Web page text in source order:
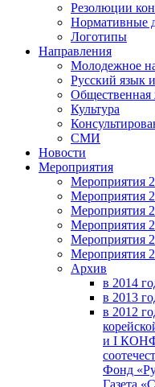
Резолюции
Нормативные
Логотипы
Направления
Молодежное
Русский язык
Общественная
Культура
СМИ
Новости
Мероприятия
Мероприятия
Мероприятия
Мероприятия
Мероприятия
Мероприятия
Мероприятия
Архив
в 2014
в 2013
в 2012
и I
Фонд
Газета